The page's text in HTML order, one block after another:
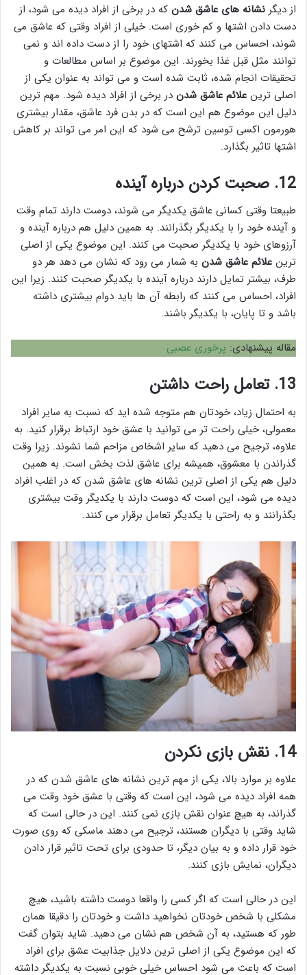
از دیگر نشانه های عاشق شدن که در برخی از افراد دیده می شود، از
دست دادن اشتها و کم خوری است. خیلی از افراد وقتی که عاشق می
شوند، احساس می کنند که اشتهای خود را از دست داده اند و نمی
توانند مثل قبل غذا بخورند. این موضوع بر اساس مطالعات و
تحقیقات انجام شده، ثابت شده است و می تواند به عنوان یکی از
اصلی ترین علائم عاشق شدن در برخی از افراد دیده شود. مهم ترین
دلیل این موضوع هم این است که در بدن فرد عاشق، مقدار بیشتری
هورمون اکسی توسین ترشح می شود که این امر می تواند بر کاهش
اشتها تاثیر بگذارد.
12. صحبت کردن درباره آینده
طبیعتا وقتی کسانی عاشق یکدیگر می شوند، دوست دارند تمام وقت
و آینده خود را با یکدیگر بگذرانند. به همین دلیل هم درباره آینده و
آرزوهای خود با یکدیگر صحبت می کنند. این موضوع یکی از اصلی
ترین علائم عاشق شدن به شمار می رود که نشان می دهد هر دو
طرف، بیشتر تمایل دارند درباره آینده با یکدیگر صحبت کنند. زیرا این
افراد، احساس می کنند که رابطه آن ها باید دوام بیشتری داشته
باشد و تا پایان، با یکدیگر باشند.
مقاله پیشنهادی: پرخوری عصبی
13. تعامل راحت داشتن
به احتمال زیاد، خودتان هم متوجه شده اید که نسبت به سایر افراد
معمولی، خیلی راحت تر می توانید با عشق خود ارتباط برقرار کنید. به
علاوه، ترجیح می دهید که سایر اشخاص مزاحم شما نشوند. زیرا وقت
گذراندن با معشوق، همیشه برای عاشق لذت بخش است. به همین
دلیل هم یکی از اصلی ترین نشانه های عاشق شدن که در اغلب افراد
دیده می شود، این است که دوست دارند با یکدیگر وقت بیشتری
بگذرانند و به راحتی با یکدیگر تعامل برقرار می کنند.
14. نقش بازی نکردن
علاوه بر موارد بالا، یکی از مهم ترین نشانه های عاشق شدن که در
همه افراد دیده می شود، این است که وقتی با عشق خود وقت می
گذراند، به هیچ عنوان نقش بازی نمی کنند. این در حالی است که
شاید وقتی با دیگران هستند، ترجیح می دهند ماسکی که روی صورت
خود قرار داده و به بیان دیگر، تا حدودی برای تحت تاثیر قرار دادن
دیگران، نمایش بازی کنند.
این در حالی است که اگر کسی را واقعا دوست داشته باشید، هیچ
مشکلی با شخص خودتان نخواهید داشت و خودتان را دقیقا همان
طور که هستید، به آن شخص هم نشان می دهید. شاید بتوان گفت
که این موضوع یکی از اصلی ترین دلایل جذابیت عشق برای افراد
است که باعث می شود احساس خیلی خوبی نسبت به یکدیگر داشته